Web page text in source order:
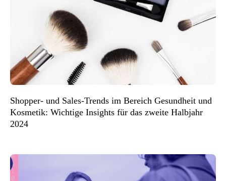
Shopper- und Sales-Trends im Bereich Gesundheit und
Kosmetik: Wichtige Insights für das zweite Halbjahr
2024